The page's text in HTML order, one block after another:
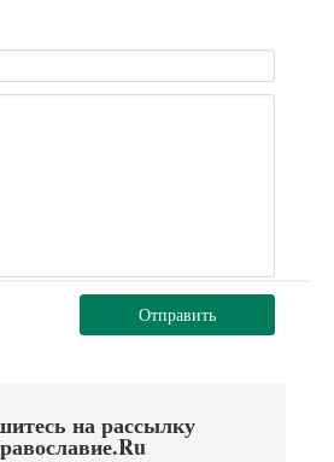
Отправить
на рассылку